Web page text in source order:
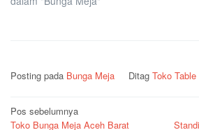
Posting pada Bunga Meja Ditag Toko
Navigasi
Pos sebelumnya
Toko Bunga Meja Aceh Barat